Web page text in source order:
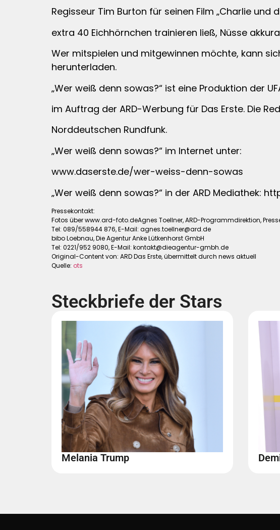
Regisseur Tim Burton für seinen Film „Charlie und
extra 40 Eichhörnchen trainieren ließ, Nüsse
Wer mitspielen und mitgewinnen möchte, kann
herunterladen.
„Wer weiß denn sowas?“ ist eine Produktion der
im Auftrag der ARD-Werbung für Das Erste. Die
Norddeutschen Rundfunk.
„Wer weiß denn sowas?“ im Internet unter:
www.daserste.de/wer-weiss-denn-sowas
„Wer weiß denn sowas?“ in der ARD
Pressekontakt:
Fotos über www.ard-foto.deAgnes Toellner, ARD-Programmdirektion,
Tel: 089/558944 876, E-Mail: agnes.toellner@ard.de
bibo Loebnau, Die Agentur Anke Lütkenhorst GmbH
Tel: 0221/952 9080, E-Mail: kontakt@dieagentur-gmbh.de
Original-Content von: ARD Das Erste, übermittelt durch news aktuell
Quelle: ots
Steckbriefe der Stars
Melania Trump